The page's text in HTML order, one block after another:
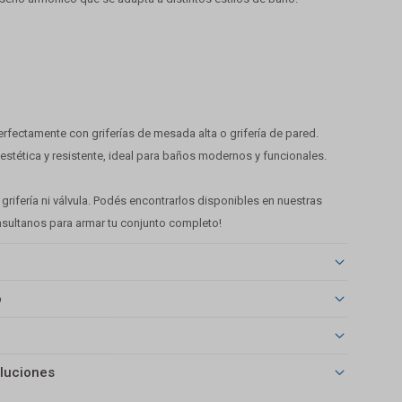
con griferías de mesada alta o grifería de pared.
y resistente, ideal para baños modernos y funcionales.
ni válvula. Podés encontrarlos disponibles en nuestras
para armar tu conjunto completo!